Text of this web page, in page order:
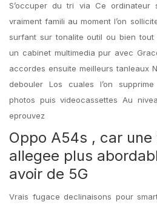
S’occuper du tri via Ce ordinateur
vraiment famili au moment l’on
surfant sur tonalite outil ou bien tout
un cabinet multimedia pur avec
accordes ensuite meilleurs tanleaux
debouler Los cuales l’on
photos puis videocassettes Au
eprouvez
Oppo A54s , car
allegee plus
avoir de 5G
Vrais fugace declinaisons pour